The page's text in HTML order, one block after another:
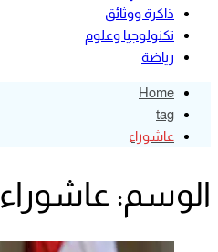
ذاكرة ووثائق
تكنولوجيا وعلوم
رياضة
Home
tag
عاشوراء
الوسم: عاشوراء